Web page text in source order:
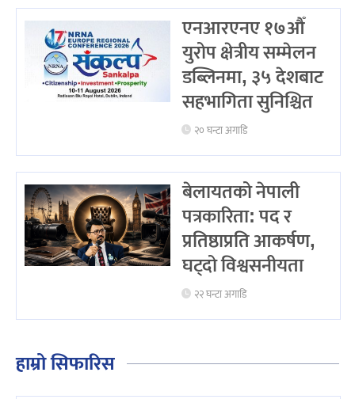
एनआरएनए १७औँ
युरोप क्षेत्रीय सम्मेलन
डब्लिनमा, ३५ देशबाट
सहभागिता सुनिश्चित
२० घन्टा अगाडि
बेलायतको नेपाली
पत्रकारिता: पद र
प्रतिष्ठाप्रति आकर्षण,
घट्दो विश्वसनीयता
२२ घन्टा अगाडि
हाम्रो सिफारिस